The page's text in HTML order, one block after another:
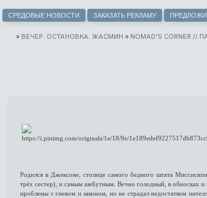
СРЕДОВЫЕ НОВОСТИ ЗАКАЗАТЬ РЕКЛАМУ
» ВЕЧЕР. ОСТАНОВКА. ЖАСМИН » NOMAD’S CORNER //
Родился в Джексоне, столице самого бедного штата
трёх сестер), и самым шебутным. Вечно голодный, в обносках и
проблемы с гневом и законом, но не страдал недостатком